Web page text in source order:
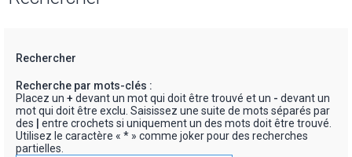
Rechercher
Recherche par mots-clés :
Placez un + devant un mot qui doit être trouvé et un - devant un
mot qui doit être exclu. Saisissez une suite de mots séparés par
des
entre crochets si uniquement un des mots doit être trouvé.
Utilisez le caractère « * » comme joker pour des recherches
partielles.